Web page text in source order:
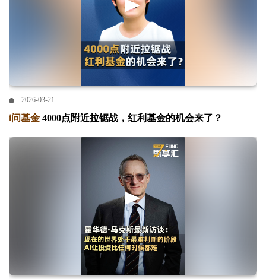
2026-03-21
i问基金 4000点附近拉锯战，红利基金的机会来了？